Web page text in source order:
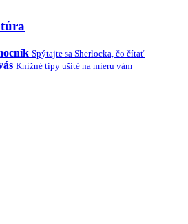
Spýtajte sa Sherlocka, čo čítať
Knižné tipy ušité na mieru vám